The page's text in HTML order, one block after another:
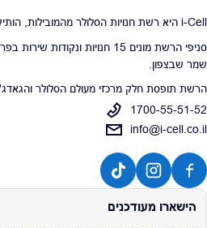
i-Cell היא רשת חנויות הסלולר מהמובילות, הותיקות והמתקדמות בישראל.
סניפי הרשת מונים 15 חנויות
שמר שבצפון.
הרשת תופסת חלק מרכזי מעולם הסלולר
1700-55-51-52
info@i-cell.co.il
הישארו מעודכנים